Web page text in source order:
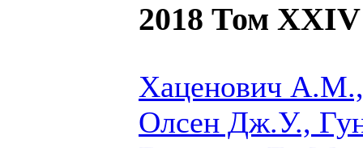
2018 Том XXIV
Хаценович
Олсен Дж.У.,